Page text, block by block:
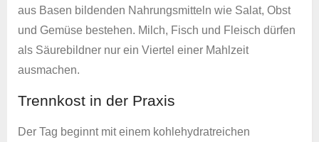
aus Basen bildenden Nahrungsmitteln wie Salat, Obst
und Gemüse bestehen. Milch, Fisch und Fleisch dürfen
als Säurebildner nur ein Viertel einer Mahlzeit
ausmachen.
Trennkost in der Praxis
Der Tag beginnt mit einem kohlehydratreichen